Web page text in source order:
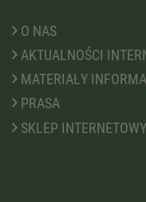
O NAS
AKTUALNOŚCI
MATERIAŁY
PRASA
SKLEP INTERNETOWY